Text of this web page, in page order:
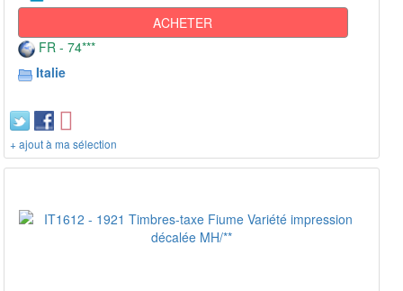
ACHETER
FR - 74***
Italie
+ ajout à ma sélection